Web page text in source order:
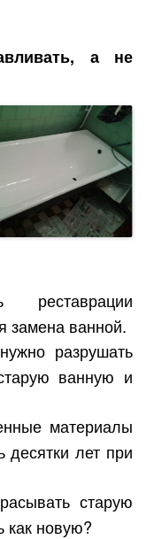
а не
замена ванной.
разрушать
ванную и
материалы
десятки лет при
старую
как новую?